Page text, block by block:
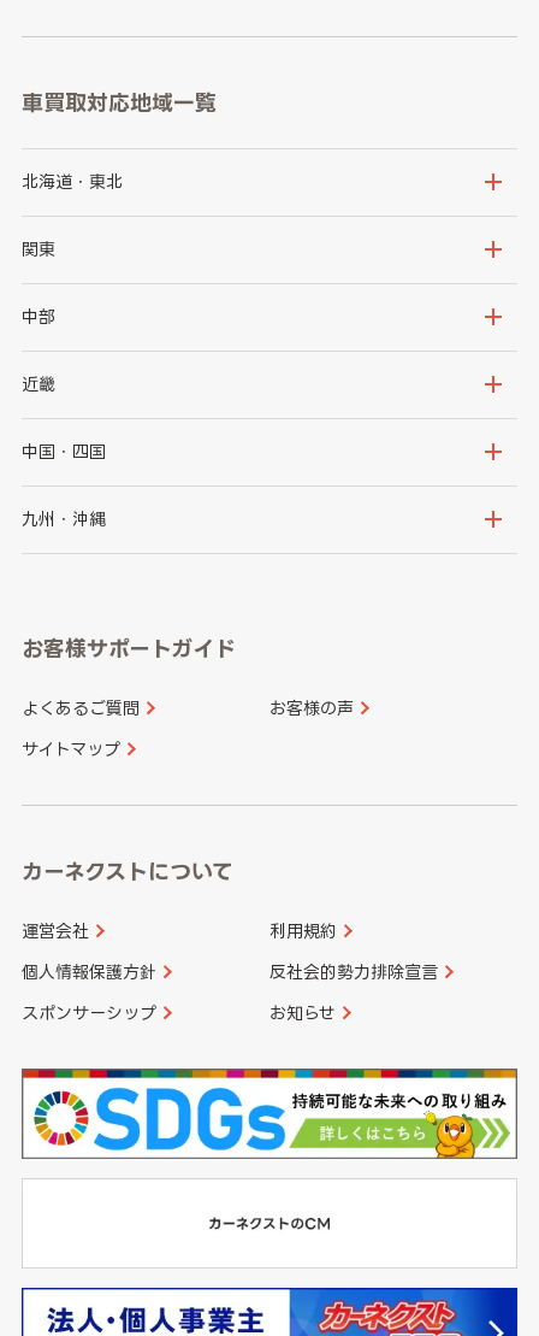
車買取対応地域一覧
北海道・東北
北海道
岩手県
秋田県
関東
茨城県
群馬県
千葉県
中部
新潟県
石川県
山梨県
愛知県
近畿
大阪府
京都府
和歌山県
中国・四国
鳥取県
山口県
香川県 愛媛県
九州・沖縄
長崎県
大分県 宮崎県
お客様サポートガイド
よくあるご質問 お客様の声
サイトマップ
カーネクストについて
運営会社 利用規約
個人情報保護方針 反社会的勢力排除宣言
スポンサーシップ お知らせ